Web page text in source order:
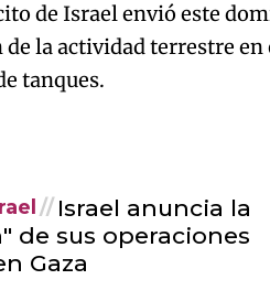
de Israel envió este
la actividad terrestre en
tanques.
Israel anuncia la
de sus operaciones
Gaza